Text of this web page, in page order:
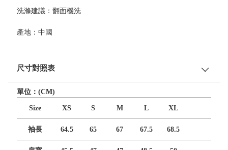
洗滌建議：翻面機洗
產地：中國
尺寸對照表
單位：(CM)
Size XS S M L XL
袖長 64.5 65 67 67.5 68.5